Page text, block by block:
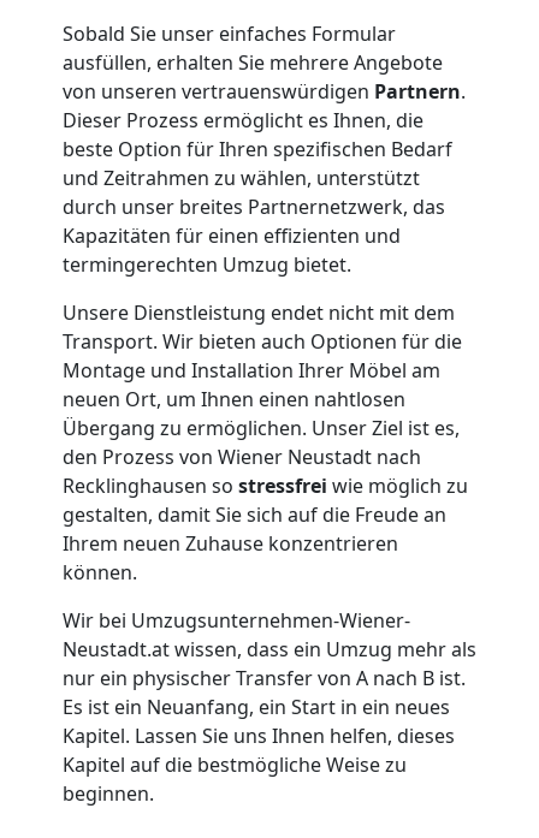
Sobald Sie unser einfaches Formular
ausfüllen, erhalten Sie mehrere Angebote
von unseren vertrauenswürdigen Partnern.
Dieser Prozess ermöglicht es Ihnen, die
beste Option für Ihren spezifischen Bedarf
und Zeitrahmen zu wählen, unterstützt
durch unser breites Partnernetzwerk, das
Kapazitäten für einen effizienten und
termingerechten Umzug bietet.
Unsere Dienstleistung endet nicht mit dem
Transport. Wir bieten auch Optionen für die
Montage und Installation Ihrer Möbel am
neuen Ort, um Ihnen einen nahtlosen
Übergang zu ermöglichen. Unser Ziel ist es,
den Prozess von Wiener Neustadt nach
Recklinghausen so stressfrei wie möglich zu
gestalten, damit Sie sich auf die Freude an
Ihrem neuen Zuhause konzentrieren
können.
Wir bei Umzugsunternehmen-Wiener-
Neustadt.at wissen, dass ein Umzug mehr als
nur ein physischer Transfer von A nach B ist.
Es ist ein Neuanfang, ein Start in ein neues
Kapitel. Lassen Sie uns Ihnen helfen, dieses
Kapitel auf die bestmögliche Weise zu
beginnen.
Mann
LKW
Möbellift
Wiener
Neustadt
Übersiedlung
Wiener
Neustadt
Klaviertransport
Wiener